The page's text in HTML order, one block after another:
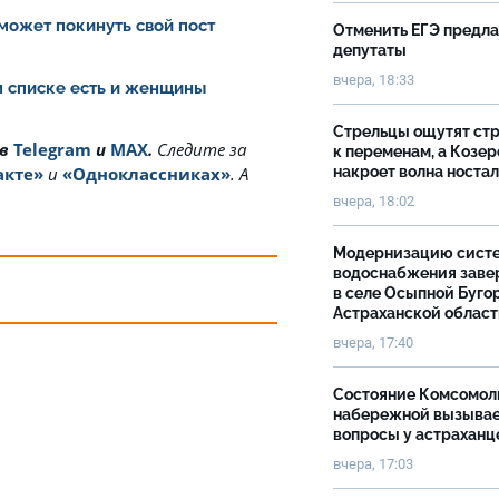
покинуть свой пост
списке есть и женщины
Telegram и MAX. Cледите за
и «Одноклассниках». А
Отменить ЕГЭ
депутаты
вчера, 18:33
Стрельцы ощутят
к переменам, а
накроет волна
вчера, 18:02
Модернизацию
водоснабжения
в селе Осыпной
Астраханской
вчера, 17:40
Состояние
набережной
вопросы у
вчера, 17:03